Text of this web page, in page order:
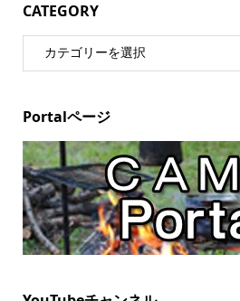
CATEGORY
Portalページ